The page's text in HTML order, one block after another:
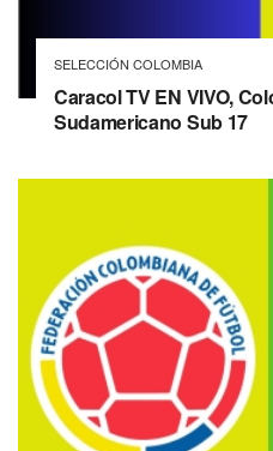
SELECCIÓN COLOMBIA
Caracol TV EN VIVO,
Sudamericano Sub 17